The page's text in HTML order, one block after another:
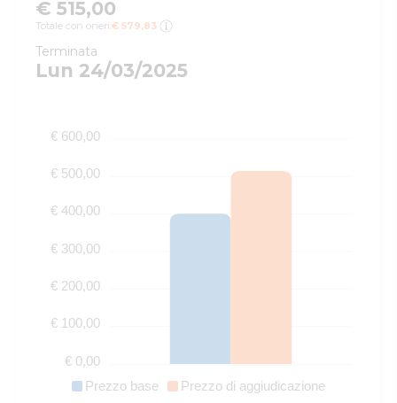
€ 515,00
Totale con oneri: € 579,83
Terminata
Lun 24/03/2025
Prezzo base Prezzo di aggiudicazione
€ 600,00
€ 500,00
€ 400,00
€ 300,00
€ 200,00
€ 100,00
€ 0,00